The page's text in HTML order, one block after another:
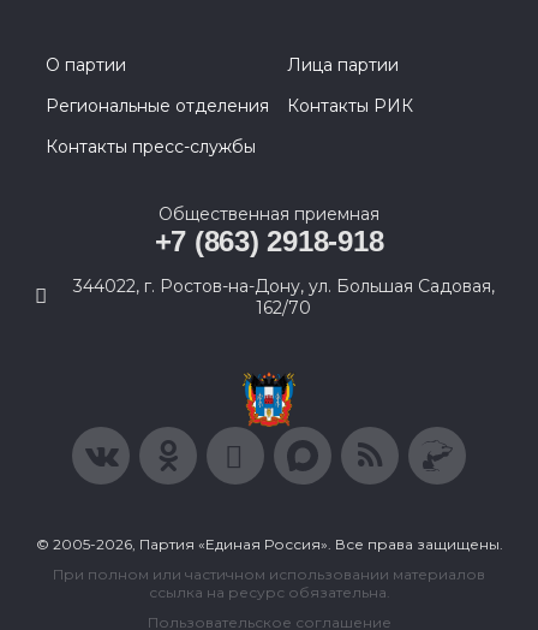
О партии
Лица партии
Региональные отделения
Контакты РИК
Контакты пресс-службы
Общественная приемная
+7 (863) 2918-918
344022, г. Ростов-на-Дону, ул. Большая Садовая,
162/70
© 2005-2026, Партия «Единая Россия». Все права защищены.
При полном или частичном использовании материалов
ссылка на ресурс обязательна.
Пользовательское соглашение